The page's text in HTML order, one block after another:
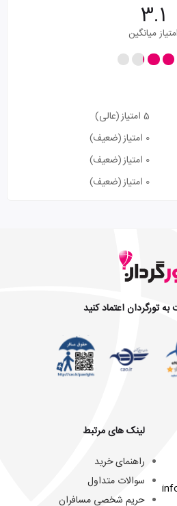
3.1
امتیاز میانگین
5 امتیاز
(عالی)
0 امتیاز
(ضعیف)
0 امتیاز
(ضعیف)
0 امتیاز (ضعیف)
تورگردان اعتماد کنید
لینک های مرتبط
راهنمای خرید
سوالات متداول
حریم شخصی مسافران